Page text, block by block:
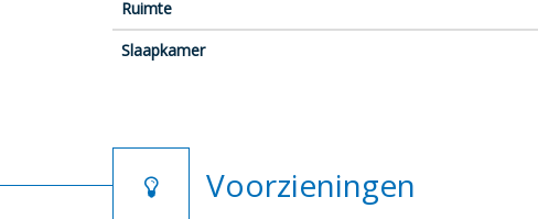
Ruimte
Slaapkamer
Voorzieningen